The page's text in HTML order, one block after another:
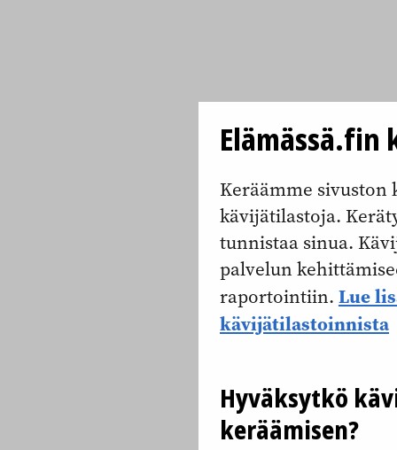
Keräämme sivuston
kävijätilastoja.
tunnistaa sinua.
palvelun
raportointiin. Lue
kävijätilastoinnista
Hyväksytkö
keräämisen?